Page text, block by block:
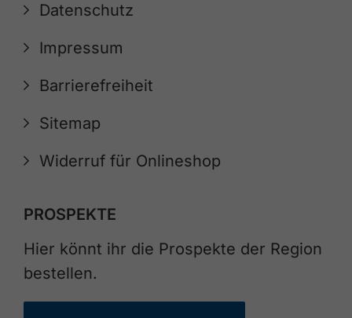
Datenschutz
Impressum
Barrierefreiheit
Sitemap
Widerruf für Onlineshop
PROSPEKTE
Hier könnt ihr die Prospekte der Region
bestellen.